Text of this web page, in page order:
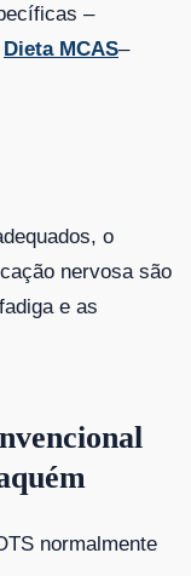
–
Dieta MCAS–
o
nervosa são
e as
normalmente